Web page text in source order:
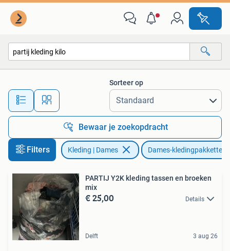
Alle afstanden…
Sorteer op
Bewaar je zoekopdracht
Filters Kleding | Dames Dames-kledingpakketten
PARTIJ Y2K kleding tassen en broeken
mix
€ 25,00 Details
Delft 3 aug 26